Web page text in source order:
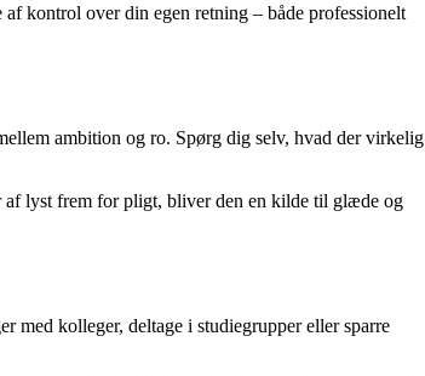
kontrol over din egen retning – både professionelt
ambition og ro. Spørg dig selv, hvad der virkelig
af lyst frem for pligt, bliver den en kilde til glæde og
kolleger, deltage i studiegrupper eller sparre